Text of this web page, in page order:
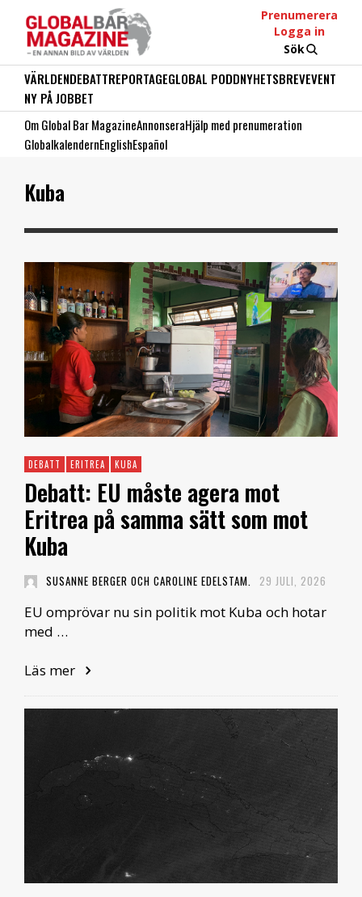
Prenumerera
Logga in
Sök
VÄRLDENDEBATTREPORTAGEGLOBAL PODDNYHETSBREVEVENT
NY PÅ JOBBET
Om Global Bar MagazineAnnonseraHjälp med prenumeration
GlobalkalendernEnglishEspañol
Kuba
DEBATT ERITREA KUBA
Debatt: EU måste agera mot
Eritrea på samma sätt som mot
Kuba
SUSANNE BERGER OCH CAROLINE EDELSTAM. 29 JULI, 2026
EU omprövar nu sin politik mot Kuba och hotar
med …
Läs mer